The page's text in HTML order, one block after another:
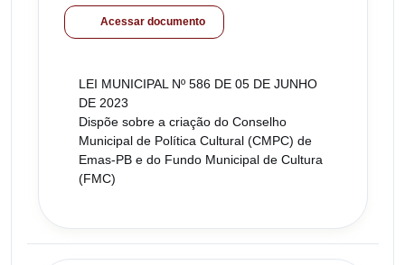
Acessar documento
LEI MUNICIPAL Nº 586 DE 05 DE JUNHO
DE 2023
Dispõe sobre a criação do Conselho
Municipal de Política Cultural (CMPC) de
Emas-PB e do Fundo Municipal de Cultura
(FMC)